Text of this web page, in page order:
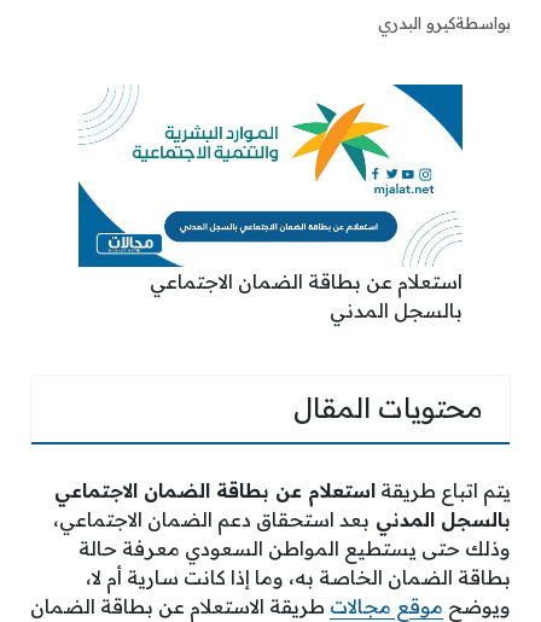
بواسطةكيرو البدري
استعلام عن بطاقة الضمان الاجتماعي
بالسجل المدني
محتويات المقال
يتم اتباع طريقة استعلام عن بطاقة الضمان الاجتماعي
بالسجل المدني بعد استحقاق دعم الضمان الاجتماعي،
وذلك حتى يستطيع المواطن السعودي معرفة حالة
بطاقة الضمان الخاصة به، وما إذا كانت سارية أم لا،
ويوضح موقع مجالات طريقة الاستعلام عن بطاقة الضمان